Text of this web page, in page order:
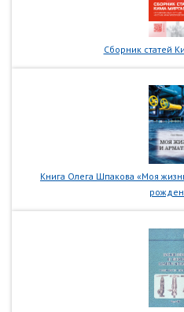
Сборник статей
Книга Олега Шпакова «Моя